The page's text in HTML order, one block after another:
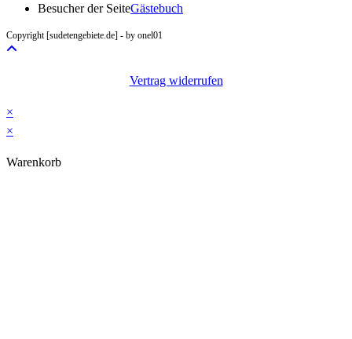
Besucher der SeiteGästebuch
Copyright [sudetengebiete.de] - by onel01
Vertrag widerrufen
×
×
Warenkorb